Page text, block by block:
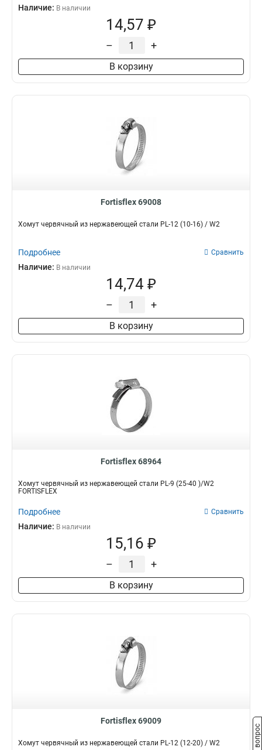
Наличие: В наличии
14,57 ₽
– +
В корзину
Fortisflex 69008
Хомут червячный из нержавеющей стали PL-12 (10-16) / W2
Подробнее Сравнить
Наличие: В наличии
14,74 ₽
– +
В корзину
Fortisflex 68964
Хомут червячный из нержавеющей стали PL-9 (25-40 )/W2
FORTISFLEX
Подробнее Сравнить
Наличие: В наличии
15,16 ₽
– +
В корзину
Fortisflex 69009
Хомут червячный из нержавеющей стали PL-12 (12-20) / W2